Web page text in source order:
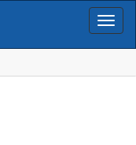
Menu